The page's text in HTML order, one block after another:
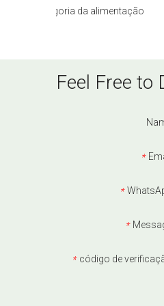
da categoria da alimentação
Feel Free to
*
*
*
* código de